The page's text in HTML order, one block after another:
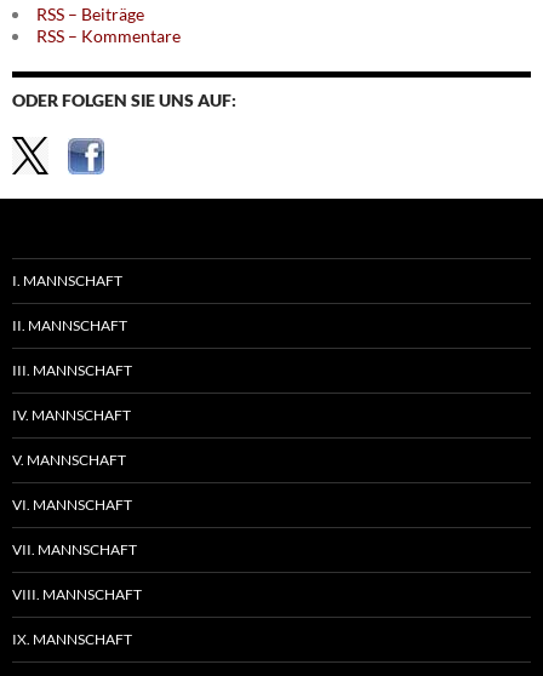
RSS – Beiträge
RSS – Kommentare
ODER FOLGEN SIE UNS AUF:
I. MANNSCHAFT
II. MANNSCHAFT
III. MANNSCHAFT
IV. MANNSCHAFT
V. MANNSCHAFT
VI. MANNSCHAFT
VII. MANNSCHAFT
VIII. MANNSCHAFT
IX. MANNSCHAFT